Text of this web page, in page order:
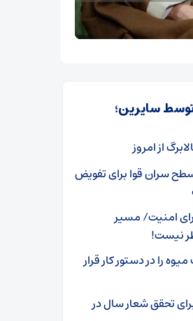
سایرین؛
از امروز
سران قوا برای تفویض
امنیت/ مسیر
نیست!
را در دستور کار قرار
تحقق شعار سال در